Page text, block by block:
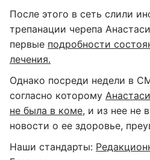
После этого в сеть слили
трепанации черепа
первые подробности
лечения.
Однако посреди недели в
согласно которому
не была в коме, и из нее не
новости о ее здоровье,
Наши стандарты: